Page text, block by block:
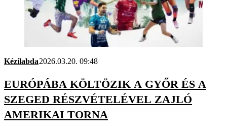
Kézilabda2026.03.20. 09:48
EURÓPÁBA KÖLTÖZIK A GYŐR ÉS A
SZEGED RÉSZVÉTELÉVEL ZAJLÓ
AMERIKAI TORNA